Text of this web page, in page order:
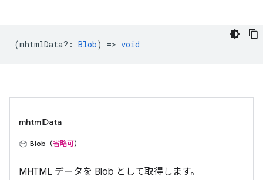
(mhtmlData? : Blob) => void
mhtmlData
Blob（省略可）
MHTML データを Blob として取得します。